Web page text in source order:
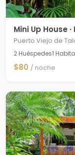
Mini Up House
Puerto Viejo de
2 Huéspedes1
$80 / noche